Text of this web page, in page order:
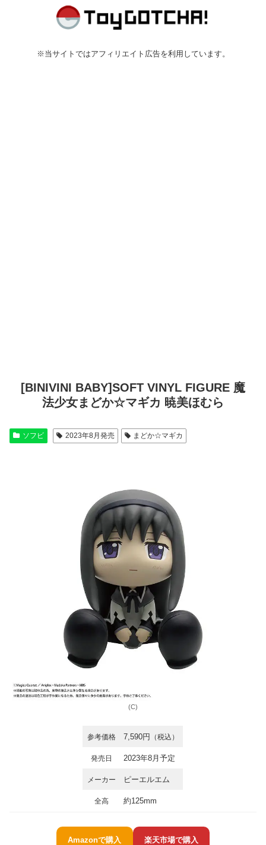
※当サイトではアフィリエイト広告を利用しています。
[BINIVINI BABY]SOFT VINYL FIGURE 魔
法少女まどか☆マギカ 暁美ほむら
ソフビ 2023年8月発売 まどか☆マギカ
(C)
参考価格 7,590円 （税込）
発売日 2023年8月予定
メーカー ピーエルエム
全高 約125mm
Amazonで購入 楽天市場で購入